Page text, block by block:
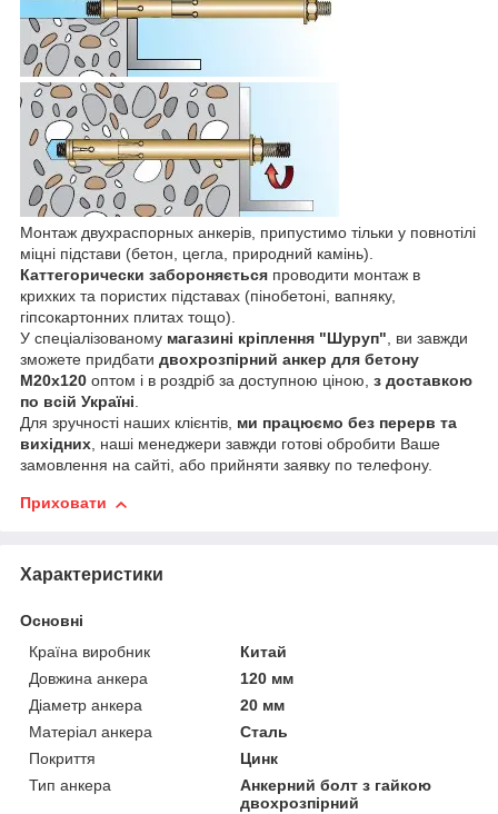
Монтаж двухраспорных анкерів, припустимо тільки у повнотілі
міцні підстави (бетон, цегла, природний камінь).
Каттегорически забороняється проводити монтаж в
крихких та пористих підставах (пінобетоні, вапняку,
гіпсокартонних плитах тощо).
У спеціалізованому магазині кріплення "Шуруп", ви завжди
зможете придбати двохрозпірний анкер для бетону
М20х120 оптом і в роздріб за доступною ціною, з доставкою
по всій Україні.
Для зручності наших клієнтів, ми працюємо без перерв та
вихідних, наші менеджери завжди готові обробити Ваше
замовлення на сайті, або прийняти заявку по телефону.
Приховати
Характеристики
Основні
Країна виробник
Китай
Довжина анкера
120 мм
Діаметр анкера
20 мм
Матеріал анкера
Сталь
Покриття
Цинк
Тип анкера
Анкерний болт з гайкою
двохрозпірний